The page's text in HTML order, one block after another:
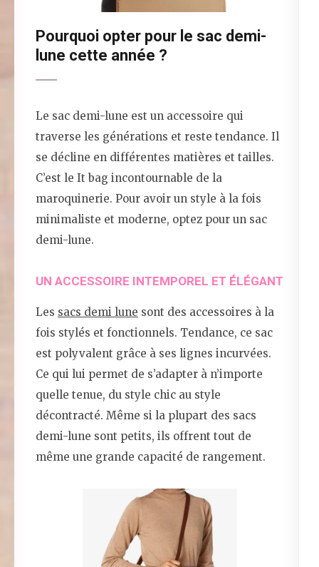
Pourquoi opter pour le sac demi-
lune cette année ?
Le sac demi-lune est un accessoire qui
traverse les générations et reste tendance. Il
se décline en différentes matières et tailles.
C’est le It bag incontournable de la
maroquinerie. Pour avoir un style à la fois
minimaliste et moderne, optez pour un sac
demi-lune.
UN ACCESSOIRE INTEMPOREL ET ÉLÉGANT
Les sacs demi lune sont des accessoires à la
fois stylés et fonctionnels. Tendance, ce sac
est polyvalent grâce à ses lignes incurvées.
Ce qui lui permet de s’adapter à n’importe
quelle tenue, du style chic au style
décontracté. Même si la plupart des sacs
demi-lune sont petits, ils offrent tout de
même une grande capacité de rangement.